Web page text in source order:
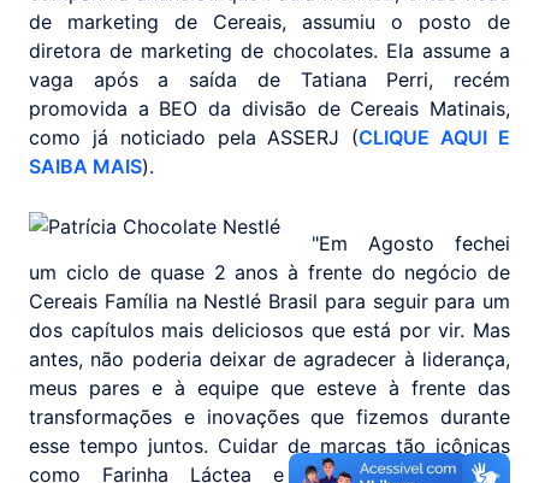
de marketing de Cereais, assumiu o posto de
diretora de marketing de chocolates. Ela assume a
vaga após a saída de Tatiana Perri, recém
promovida a BEO da divisão de Cereais Matinais,
como já noticiado pela ASSERJ (CLIQUE AQUI E
SAIBA MAIS).
"Em Agosto fechei
um ciclo de quase 2 anos à frente do negócio de
Cereais Família na Nestlé Brasil para seguir para um
dos capítulos mais deliciosos que está por vir. Mas
antes, não poderia deixar de agradecer à liderança,
meus pares e à equipe que esteve à frente das
transformações e inovações que fizemos durante
esse tempo juntos. Cuidar de marcas tão icônicas
como Farinha Láctea e Neston, mostram a